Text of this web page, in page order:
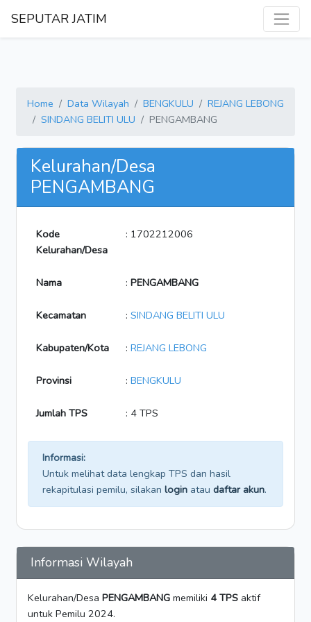
SEPUTAR JATIM
Home Data Wilayah BENGKULU
REJANG LEBONG
SINDANG BELITI ULU
PENGAMBANG
Kelurahan/Desa
PENGAMBANG
Kode
Kelurahan/Desa
: 1702212006
Nama : PENGAMBANG
Kecamatan : SINDANG BELITI ULU
Kabupaten/Kota : REJANG LEBONG
Provinsi : BENGKULU
Jumlah TPS : 4 TPS
Informasi:
Untuk melihat data lengkap TPS dan hasil
rekapitulasi pemilu, silakan login atau daftar akun.
Informasi Wilayah
Kelurahan/Desa PENGAMBANG memiliki 4 TPS aktif
untuk Pemilu 2024.